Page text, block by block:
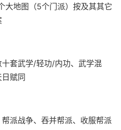
大地图（5个门派）按及其其它
套武学/轻功/内功、武学混
赋同
派战争、吞并帮派、收服帮派